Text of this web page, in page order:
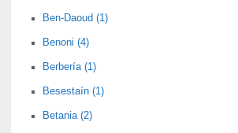
Ben-Daoud (1)
Benoni (4)
Berbería (1)
Besestaín (1)
Betania (2)